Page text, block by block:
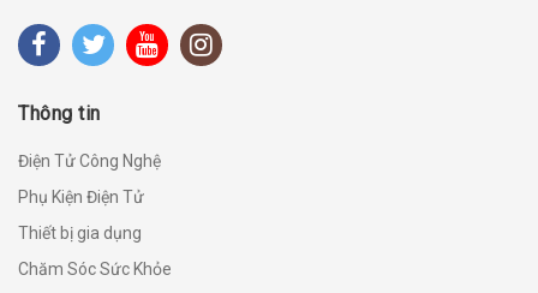
Thông tin
Điện Tử Công Nghệ
Phụ Kiện Điện Tử
Thiết bị gia dụng
Chăm Sóc Sức Khỏe